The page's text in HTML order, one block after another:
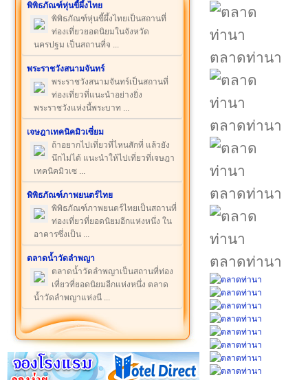
พิพิธภัณฑ์หุ่นขี้ผึ้งไทย
พิพิธภัณฑ์หุ่นขี้ผึ้งไทยเป็นสถานที่
ท่องเที่ยวยอดนิยมในจังหวัด
นครปฐม เป็นสถานที่จ ...
พระราชวังสนามจันทร์
พระราชวังสนามจันทร์เป็นสถานที่
ท่องเที่ยวที่แนะนำอย่างยิ่ง
พระราชวังแห่งนี้พระบาท ...
เจษฎาเทคนิคมิวเซี่ยม
ถ้าอยากไปเที่ยวที่ไหนสักที่ แล้วยัง
นึกไม่ได้ แนะนำให้ไปเที่ยวที่เจษฎา
เทคนิคมิวเซ ...
พิพิธภัณฑ์ภาพยนตร์ไทย
พิพิธภัณฑ์ภาพยนตร์ไทยเป็นสถานที่
ท่องเที่ยวที่ยอดนิยมอีกแห่งหนึ่ง ใน
อาคารซึ่งเป็น ...
ตลาดน้ำวัดลำพญา
ตลาดน้ำวัดลำพญาเป็นสถานที่ท่อง
เที่ยวที่ยอดนิยมอีกแห่งหนึ่ง ตลาด
น้ำวัดลำพญาแห่งนี ...
ตลาดท่านา
ตลาดท่านา
ตลาดท่านา
ตลาดท่านา